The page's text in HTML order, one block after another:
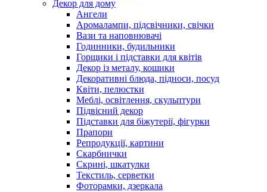
Декор для дому
Ангели
Аромалампи, підсвічники, свічки
Вази та наповнювачі
Годинники, будильники
Горщики і підставки для квітів
Декор із металу, кошики
Декоративні блюда, підноси, посуд
Квіти, пелюстки
Меблі, освітлення, скульптури
Підвісний декор
Підставки для біжутерії, фігурки
Прапори
Репродукції, картини
Скарбнички
Скрині, шкатулки
Текстиль, серветки
Фоторамки, дзеркала